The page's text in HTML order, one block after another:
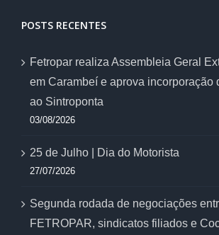
POSTS RECENTES
Fetropar realiza Assembleia Geral
em Carambeí e aprova incorporação
ao Sintroponta
03/08/2026
25 de Julho | Dia do Motorista
27/07/2026
Segunda rodada de negociações
FETROPAR, sindicatos filiados e